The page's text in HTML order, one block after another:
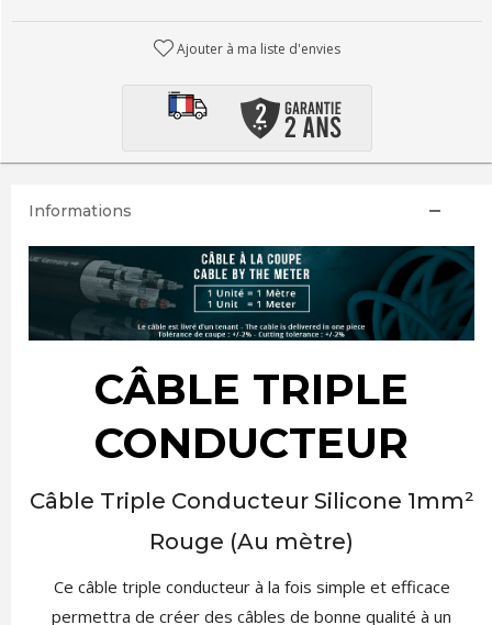
Ajouter à ma liste d'envies
Informations
CÂBLE TRIPLE
CONDUCTEUR
Câble Triple Conducteur Silicone 1mm²
Rouge (Au mètre)
Ce câble triple conducteur à la fois simple et efficace
permettra de créer des câbles de bonne qualité à un